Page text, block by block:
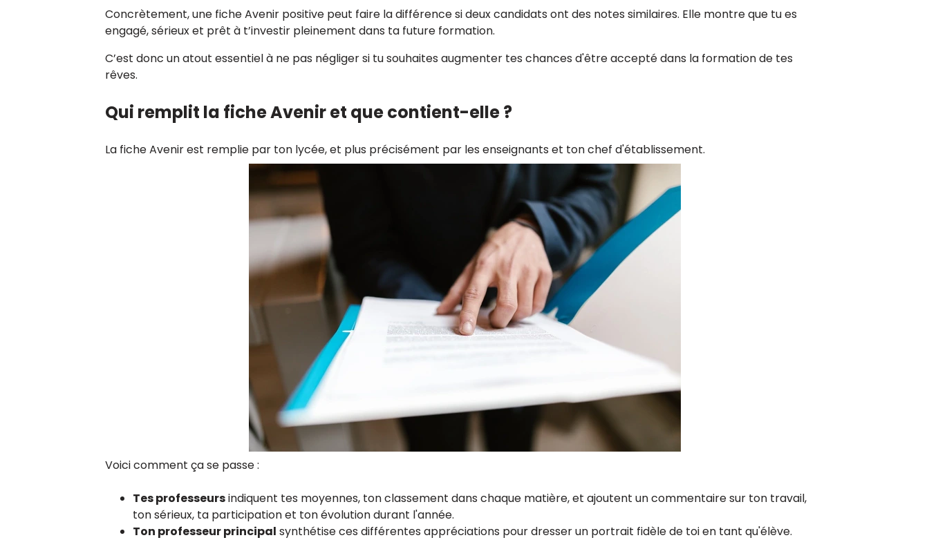
Concrètement, une fiche Avenir positive peut faire la différence si deux candidats ont des notes similaires. Elle montre que tu es
engagé, sérieux et prêt à t’investir pleinement dans ta future formation.
C’est donc un atout essentiel à ne pas négliger si tu souhaites augmenter tes chances d'être accepté dans la formation de tes
rêves.
Qui remplit la fiche Avenir et que contient-elle ?
La fiche Avenir est remplie par ton lycée, et plus précisément par les enseignants et ton chef d'établissement.
Voici comment ça se passe :
Tes professeursindiquent tes moyennes, ton classement dans chaque matière, et ajoutent un commentaire sur ton travail,
ton sérieux, ta participation et ton évolution durant l'année.
Ton professeur principal synthétise ces différentes appréciations pour dresser un portrait fidèle de toi en tant qu'élève.